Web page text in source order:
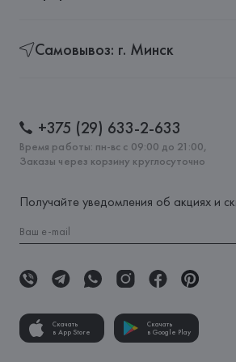
Самовывоз: г. Минск
+375 (29) 633-2-633
Время работы: пн-вс с 09:00 до 21:00,
Заказы через корзину круглосуточно
Получайте уведомления об акциях и
Скачать
в App Store
Скачать
в Google Play